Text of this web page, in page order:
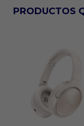
PRODUCTOS